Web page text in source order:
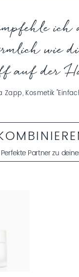
wie
auf der
Zapp, Kosmetik
Perfekte Partner zu